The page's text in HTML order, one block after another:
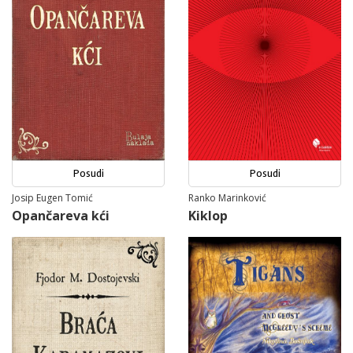
Posudi
Josip Eugen Tomić
Opančareva kći
Posudi
Ranko Marinković
Kiklop